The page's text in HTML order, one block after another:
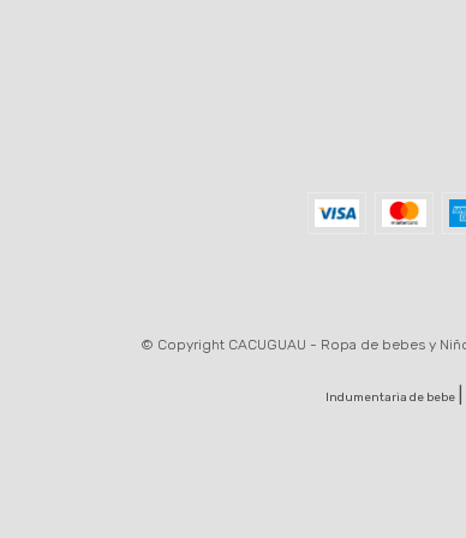
© Copyright CACUGUAU - Ropa de bebes y
Indumentaria de bebe|